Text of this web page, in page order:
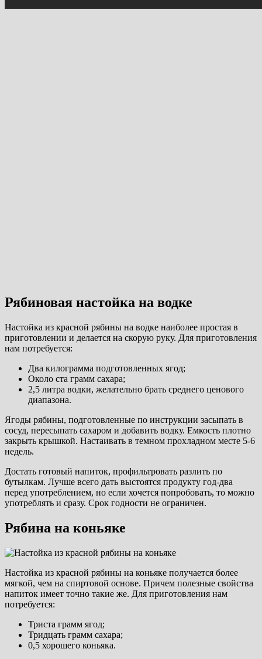
Рябиновая настойка на водке
Настойка из красной рябины на водке наиболее простая в
приготовлении и делается на скорую руку. Для приготовления
нам потребуется:
Два килограмма подготовленных ягод;
Около ста грамм сахара;
2,5 литра водки, желательно брать среднего ценового
диапазона.
Ягоды рябины, подготовленные по инструкции засыпать в
сосуд, пересыпать сахаром и добавить водку. Емкость плотно
закрыть крышкой. Настаивать в темном прохладном месте 5-6
недель.
Достать готовый напиток, профильтровать разлить по
бутылкам. Лучше всего дать выстоятся продукту год-два
перед употреблением, но если хочется попробовать, то можно
употреблять и сразу. Срок годности не ограничен.
Рябина на коньяке
Настойка из красной рябины на коньяке получается более
мягкой, чем на спиртовой основе. Причем полезные свойства
напиток имеет точно такие же. Для приготовления нам
потребуется:
Триста грамм ягод;
Тридцать грамм сахара;
0,5 хорошего коньяка.